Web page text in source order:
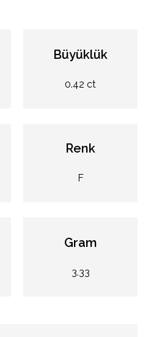
Büyüklük
0.42 ct
Renk
F
Gram
3.33